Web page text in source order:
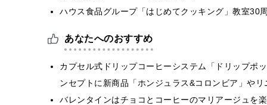
ハウス食品グループ「はじめてクッキング」教室
あなたへのおすすめ
カプセル式ドリップコーヒーシステム「ドリップポ
ンセプトに新商品「ホンジュラス&コロンビア」や
バレンタインはチョコとコーヒーのマリアージュを